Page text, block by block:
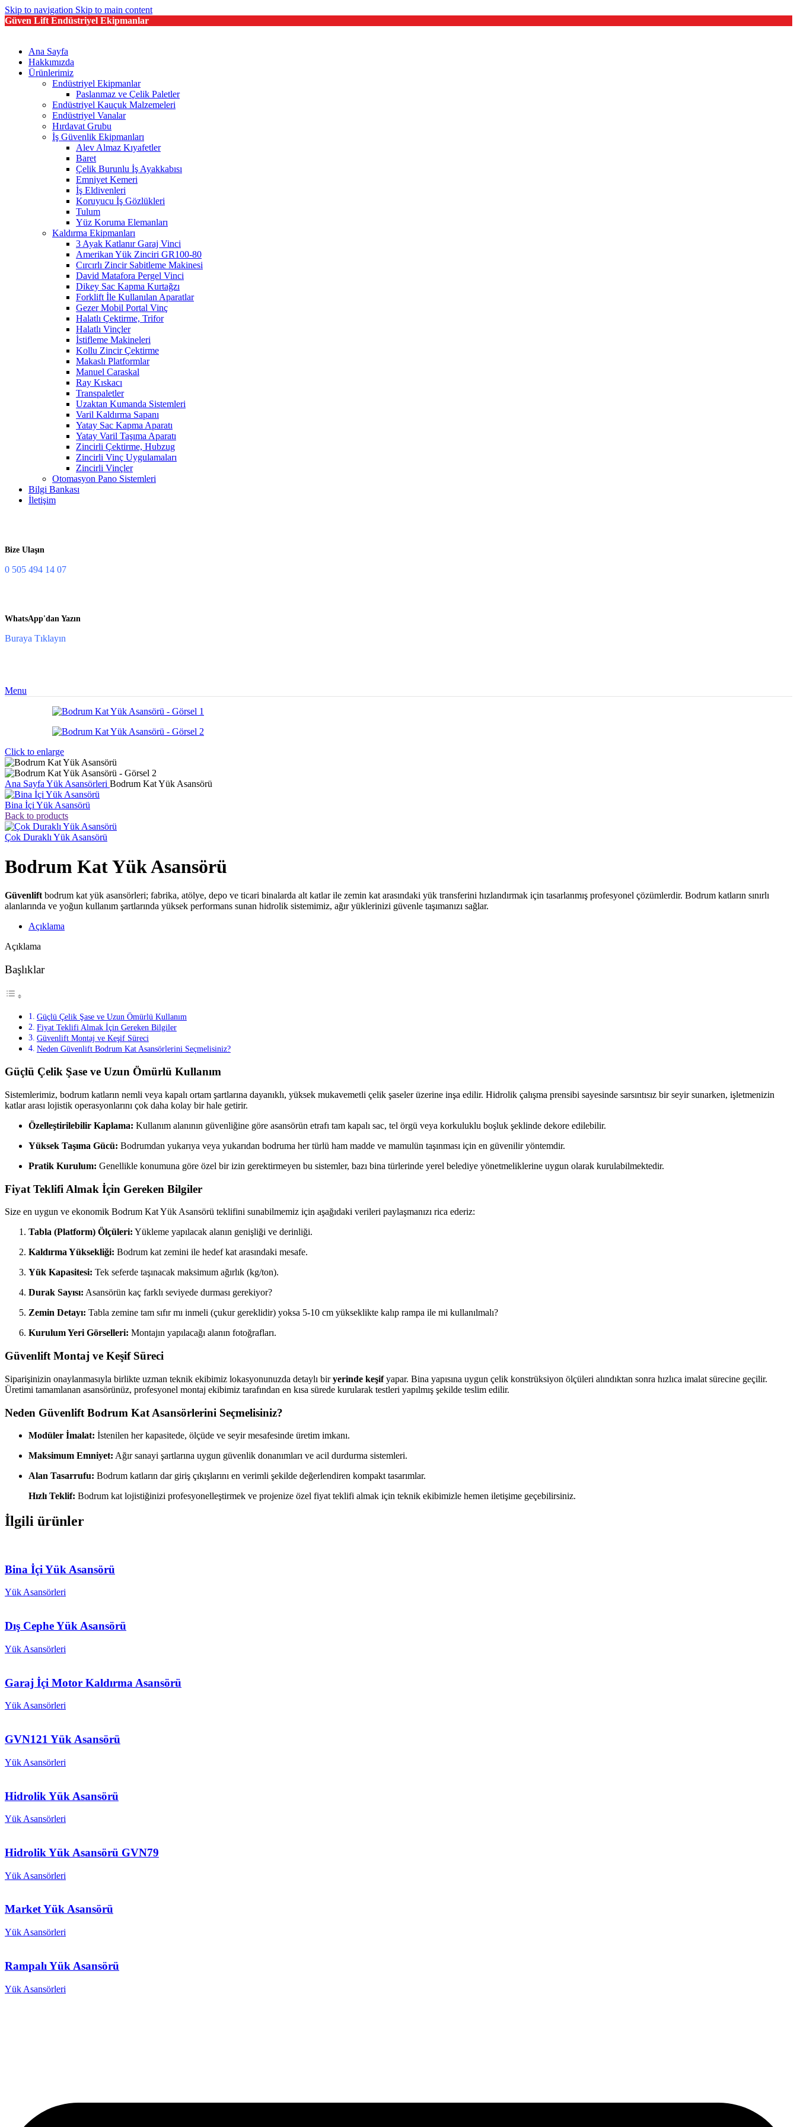
Skip to navigation Skip to main content
Güven Lift Endüstriyel Ekipmanlar
Ana Sayfa
Hakkımızda
Ürünlerimiz
Endüstriyel Ekipmanlar
Paslanmaz ve Çelik Paletler
Endüstriyel Kauçuk Malzemeleri
Endüstriyel Vanalar
Hırdavat Grubu
İş Güvenlik Ekipmanları
Alev Almaz Kıyafetler
Baret
Çelik Burunlu İş Ayakkabısı
Emniyet Kemeri
İş Eldivenleri
Koruyucu İş Gözlükleri
Tulum
Yüz Koruma Elemanları
Kaldırma Ekipmanları
3 Ayak Katlanır Garaj Vinci
Amerikan Yük Zinciri GR100-80
Cırcırlı Zincir Sabitleme Makinesi
David Matafora Pergel Vinci
Dikey Sac Kapma Kurtağzı
Forklift İle Kullanılan Aparatlar
Gezer Mobil Portal Vinç
Halatlı Çektirme, Trifor
Halatlı Vinçler
İstifleme Makineleri
Kollu Zincir Çektirme
Makaslı Platformlar
Manuel Caraskal
Ray Kıskacı
Transpaletler
Uzaktan Kumanda Sistemleri
Varil Kaldırma Sapanı
Yatay Sac Kapma Aparatı
Yatay Varil Taşıma Aparatı
Zincirli Çektirme, Hubzug
Zincirli Vinç Uygulamaları
Zincirli Vinçler
Otomasyon Pano Sistemleri
Bilgi Bankası
İletişim
Bize Ulaşın
0 505 494 14 07
WhatsApp'dan Yazın
Buraya Tıklayın
Menu
Click to enlarge
Ana Sayfa Yük Asansörleri Bodrum Kat Yük Asansörü
Bina İçi Yük Asansörü
Back to products
Çok Duraklı Yük Asansörü
Bodrum Kat Yük Asansörü
Güvenlift bodrum kat yük asansörleri; fabrika, atölye, depo ve ticari binalarda alt katlar ile zemin kat arasındaki yük transferini hızlandırmak için tasarlanmış profesyonel çözümlerdir. Bodrum katların sınırlı
alanlarında ve yoğun kullanım şartlarında yüksek performans sunan hidrolik sistemimiz, ağır yüklerinizi güvenle taşımanızı sağlar.
Açıklama
Açıklama
Başlıklar
Güçlü Çelik Şase ve Uzun Ömürlü Kullanım
Fiyat Teklifi Almak İçin Gereken Bilgiler
Güvenlift Montaj ve Keşif Süreci
Neden Güvenlift Bodrum Kat Asansörlerini Seçmelisiniz?
Güçlü Çelik Şase ve Uzun Ömürlü Kullanım
Sistemlerimiz, bodrum katların nemli veya kapalı ortam şartlarına dayanıklı, yüksek mukavemetli çelik şaseler üzerine inşa edilir. Hidrolik çalışma prensibi sayesinde sarsıntısız bir seyir sunarken, işletmenizin
katlar arası lojistik operasyonlarını çok daha kolay bir hale getirir.
Özelleştirilebilir Kaplama: Kullanım alanının güvenliğine göre asansörün etrafı tam kapalı sac, tel örgü veya korkuluklu boşluk şeklinde dekore edilebilir.
Yüksek Taşıma Gücü: Bodrumdan yukarıya veya yukarıdan bodruma her türlü ham madde ve mamulün taşınması için en güvenilir yöntemdir.
Pratik Kurulum: Genellikle konumuna göre özel bir izin gerektirmeyen bu sistemler, bazı bina türlerinde yerel belediye yönetmeliklerine uygun olarak kurulabilmektedir.
Fiyat Teklifi Almak İçin Gereken Bilgiler
Size en uygun ve ekonomik Bodrum Kat Yük Asansörü teklifini sunabilmemiz için aşağıdaki verileri paylaşmanızı rica ederiz:
Tabla (Platform) Ölçüleri: Yükleme yapılacak alanın genişliği ve derinliği.
Kaldırma Yüksekliği: Bodrum kat zemini ile hedef kat arasındaki mesafe.
Yük Kapasitesi: Tek seferde taşınacak maksimum ağırlık (kg/ton).
Durak Sayısı: Asansörün kaç farklı seviyede durması gerekiyor?
Zemin Detayı: Tabla zemine tam sıfır mı inmeli (çukur gereklidir) yoksa 5-10 cm yükseklikte kalıp rampa ile mi kullanılmalı?
Kurulum Yeri Görselleri: Montajın yapılacağı alanın fotoğrafları.
Güvenlift Montaj ve Keşif Süreci
Siparişinizin onaylanmasıyla birlikte uzman teknik ekibimiz lokasyonunuzda detaylı biryerinde keşifyapar. Bina yapısına uygun çelik konstrüksiyon ölçüleri alındıktan sonra hızlıca imalat sürecine geçilir.
Üretimi tamamlanan asansörünüz, profesyonel montaj ekibimiz tarafından en kısa sürede kurularak testleri yapılmış şekilde teslim edilir.
Neden Güvenlift Bodrum Kat Asansörlerini Seçmelisiniz?
Modüler İmalat: İstenilen her kapasitede, ölçüde ve seyir mesafesinde üretim imkanı.
Maksimum Emniyet: Ağır sanayi şartlarına uygun güvenlik donanımları ve acil durdurma sistemleri.
Alan Tasarrufu: Bodrum katların dar giriş çıkışlarını en verimli şekilde değerlendiren kompakt tasarımlar.
Hızlı Teklif: Bodrum kat lojistiğinizi profesyonelleştirmek ve projenize özel fiyat teklifi almak için teknik ekibimizle hemen iletişime geçebilirsiniz.
İlgili ürünler
Bina İçi Yük Asansörü
Yük Asansörleri
Dış Cephe Yük Asansörü
Yük Asansörleri
Garaj İçi Motor Kaldırma Asansörü
Yük Asansörleri
GVN121 Yük Asansörü
Yük Asansörleri
Hidrolik Yük Asansörü
Yük Asansörleri
Hidrolik Yük Asansörü GVN79
Yük Asansörleri
Market Yük Asansörü
Yük Asansörleri
Rampalı Yük Asansörü
Yük Asansörleri